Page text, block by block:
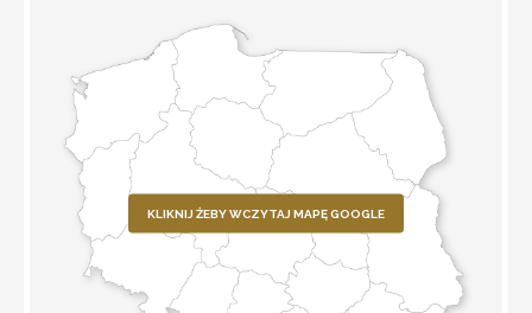
KLIKNIJ ŻEBY WCZYTAJ MAPĘ GOOGLE